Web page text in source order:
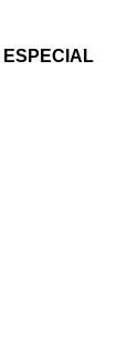
ESPECIAL